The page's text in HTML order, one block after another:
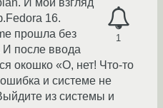
1
И мой взгляд
16.
прошла без
И после ввода
окошко «О, нет! Что-то
и системе не
из системы и